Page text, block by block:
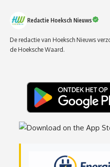
Redactie Hoeksch Nieuws
De redactie van Hoeksch Nieuws
de Hoeksche Waard.